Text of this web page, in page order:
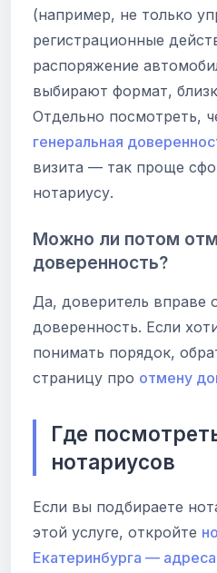
(например, не только
регистрационные
распоряжение
выбирают формат,
Отдельно посмотреть,
генеральная
визита — так проще
нотариусу.
Можно ли потом
доверенность?
Да, доверитель вправе
доверенность. Если
понимать порядок,
страницу про отмену
Где
нотариусов
Если вы подбираете
этой услуге, откройте
Екатеринбурга —